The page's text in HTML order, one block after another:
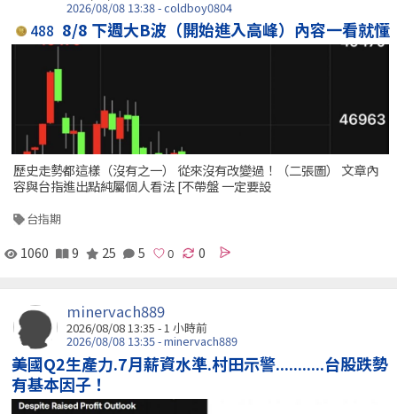
2026/08/08 13:38 - coldboy0804
488 8/8 下週大B波（開始進入高峰）內容一看就懂
歷史走勢都這樣（沒有之一） 從來沒有改變過！（二張圖） 文章內
容與台指進出點純屬個人看法 [不帶盤 一定要設
台指期
1060 9 25 5 0
minervach889
2026/08/08 13:35 -1 小時前
2026/08/08 13:35 - minervach889
美國Q2生產力.7月薪資水準.村田示警...........台股跌勢
有基本因子！